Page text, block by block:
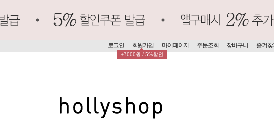
로그인 회원가입
+3000원 / 5%할인
마이페이지 주문조회 장바구니 즐겨찾